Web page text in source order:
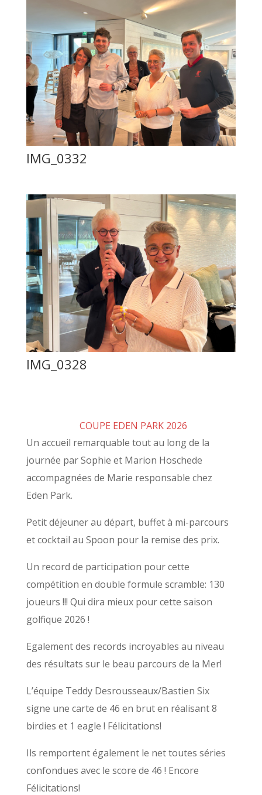
IMG_0332
IMG_0328
COUPE EDEN PARK 2026
Un accueil remarquable tout au long de la
journée par Sophie et Marion Hoschede
accompagnées de Marie responsable chez
Eden Park.
Petit déjeuner au départ, buffet à mi-parcours
et cocktail au Spoon pour la remise des prix.
Un record de participation pour cette
compétition en double formule scramble: 130
joueurs !!! Qui dira mieux pour cette saison
golfique 2026 !
Egalement des records incroyables au niveau
des résultats sur le beau parcours de la Mer!
L’équipe Teddy Desrousseaux/Bastien Six
signe une carte de 46 en brut en réalisant 8
birdies et 1 eagle ! Félicitations!
Ils remportent également le net toutes séries
confondues avec le score de 46 ! Encore
Félicitations!